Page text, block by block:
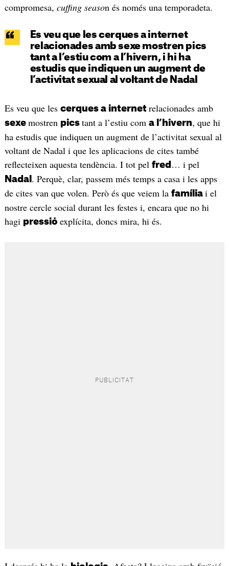
compromesa, cuffing season és només una temporadeta.
Es veu que les cerques a internet
relacionades amb sexe mostren pics
tant a l’estiu com a l’hivern, i hi ha
estudis que indiquen un augment de
l’activitat sexual al voltant de Nadal
Es veu que les cerques a internet relacionades amb
sexe mostren pics tant a l’estiu com a l’hivern, que hi
ha estudis que indiquen un augment de l’activitat sexual al
voltant de Nadal i que les aplicacions de cites també
reflecteixen aquesta tendència. I tot pel fred … i pel
Nadal . Perquè, clar, passem més temps a casa i les apps
de cites van que volen. Però és que veiem la família i el
nostre cercle social durant les festes i, encara que no hi
hagi pressió explícita, doncs mira, hi és.